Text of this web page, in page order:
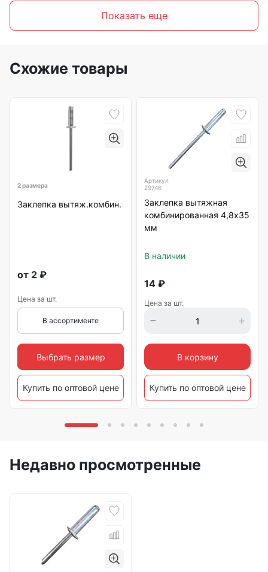
Показать еще
Схожие товары
2 размера
Заклепка вытяж.комбин.
от 2 ₽
Цена за шт.
В ассортименте
Выбрать размер
Купить по оптовой цене
Артикул
29746
Заклепка вытяжная
комбинированная 4,8х35
мм
В наличии
14 ₽
Цена за шт.
В корзину
Купить по оптовой цене
Недавно просмотренные